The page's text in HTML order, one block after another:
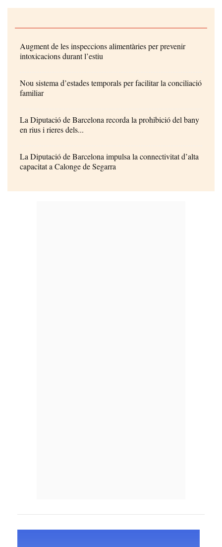
Augment de les inspeccions alimentàries per prevenir
intoxicacions durant l’estiu
Nou sistema d’estades temporals per facilitar la conciliació
familiar
La Diputació de Barcelona recorda la prohibició del bany
en rius i rieres dels...
La Diputació de Barcelona impulsa la connectivitat d’alta
capacitat a Calonge de Segarra